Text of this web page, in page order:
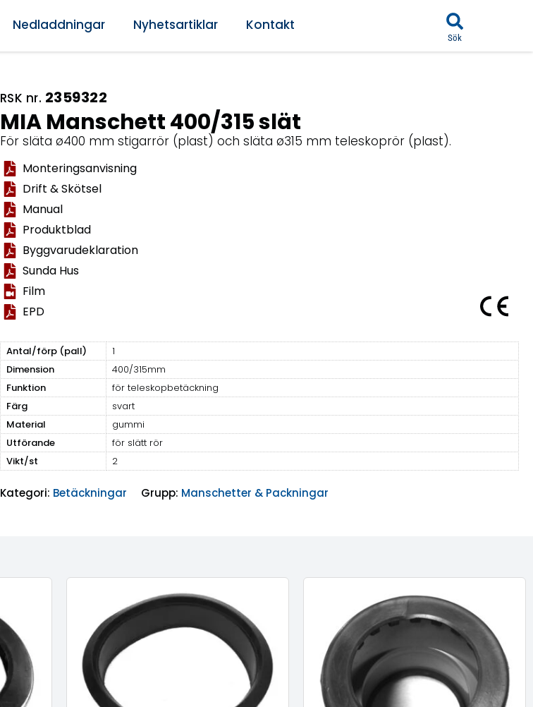
Nedladdningar Nyhetsartiklar Kontakt
Sök
RSK nr. 2359322
MIA Manschett 400/315 slät
För släta ø400 mm stigarrör (plast) och släta ø315 mm teleskoprör (plast).
Monteringsanvisning
Drift & Skötsel
Manual
Produktblad
Byggvarudeklaration
Sunda Hus
Film
EPD
Antal/förp (pall)
1
Dimension
400/315mm
Funktion
för teleskopbetäckning
Färg
svart
Material
gummi
Utförande
för slätt rör
Vikt/st
2
Kategori: Betäckningar Grupp: Manschetter & Packningar